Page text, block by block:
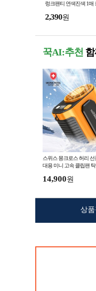
렁크팬티 연색진색 1매
2,390원
꾹AI:추천
스위스 몽크로스 허리 선
대용 미니 고속 클립팬
14,900원
상품